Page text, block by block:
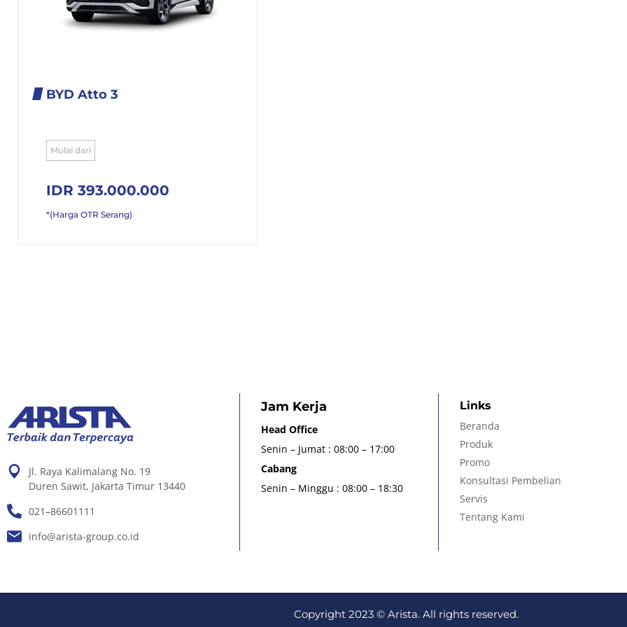
BYD Atto 3
Mulai dari
IDR 393.000.000
*(Harga OTR Serang)
Jl. Raya Kalimalang No. 19
Duren Sawit, Jakarta Timur 13440
021–86601111
info@arista-group.co.id
Jam Kerja
Head Office
Senin – Jumat : 08:00 – 17:00
Cabang
Senin – Minggu : 08:00 – 18:30
Links
Beranda
Produk
Promo
Konsultasi Pembelian
Servis
Tentang Kami
Copyright 2023 © Arista. All rights reserved.